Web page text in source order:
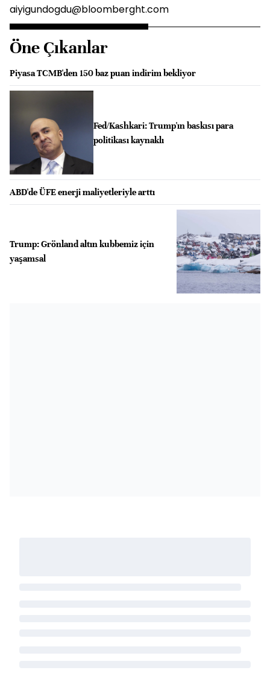
aiyigundogdu@bloomberght.com
Öne Çıkanlar
Piyasa TCMB'den 150 baz puan indirim bekliyor
Fed/Kashkari: Trump'ın baskısı para
politikası kaynaklı
ABD'de ÜFE enerji maliyetleriyle arttı
Trump: Grönland altın kubbemiz için
yaşamsal